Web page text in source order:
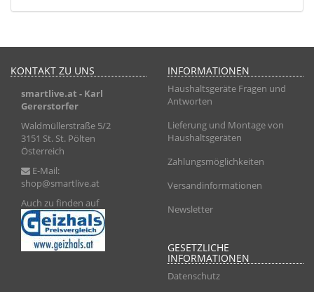
KONTAKT ZU UNS
smartlive.at - Karl
Gererstorfer
Waldmüllerstraße 5/2
3151 St. St. Pölten
Österreich
E-Mail:
shop@smartlive.at
Auch zu finden auf
INFORMATIONEN
Haushaltsgeräte Fragen und
Antworten
Lieferung und Montage von
Haushaltsgeräten
Zahlungsmöglichkeiten
Versandinformationen
Newsletter
GESETZLICHE
INFORMATIONEN
Datenschutz